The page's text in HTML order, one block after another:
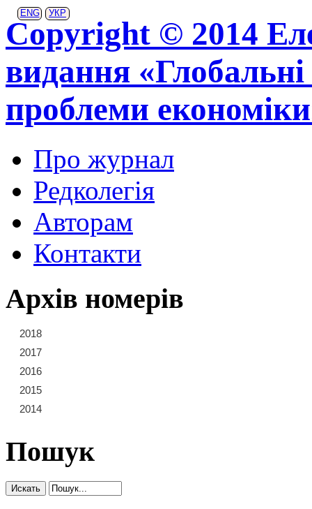
ENG УКР
Copyright © 2014
видання «Глобальні
проблеми
Про журнал
Редколегія
Авторам
Контакти
Архів номерів
2018
2017
2016
2015
2014
Пошук